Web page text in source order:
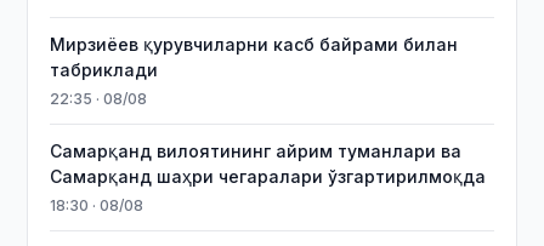
Мирзиёев қурувчиларни касб байрами билан
табриклади
22:35 · 08/08
Самарқанд вилоятининг айрим туманлари ва
Самарқанд шаҳри чегаралари ўзгартирилмоқда
18:30 · 08/08